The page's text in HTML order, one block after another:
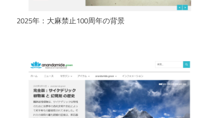
2025年：大麻禁止100周年の背景